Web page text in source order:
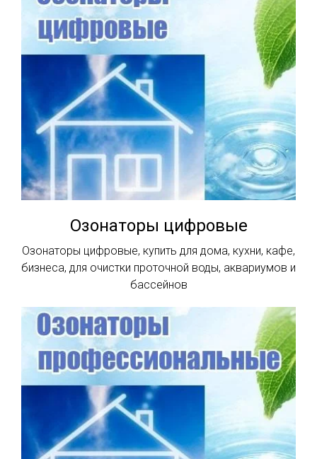
Озонаторы цифровые
Озонаторы цифровые, купить для дома, кухни, кафе,
бизнеса, для очистки проточной воды, аквариумов и
бассейнов